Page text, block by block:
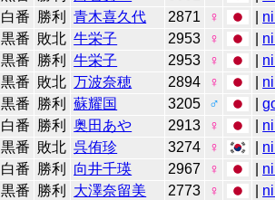
白番 勝利 青木喜久代 2871 ♀
黒番 敗北 牛栄子 2953 ♀
黒番 勝利 牛栄子 2953 ♀
黒番 敗北 万波奈穂 2894 ♀
黒番 勝利 蘇耀国 3205 ♂ |
白番 勝利 奥田あや 2913 ♀
黒番 敗北 呉侑珍 3274 ♀
白番 勝利 向井千瑛 2967 ♀
黒番 勝利 大澤奈留美 2773 ♀